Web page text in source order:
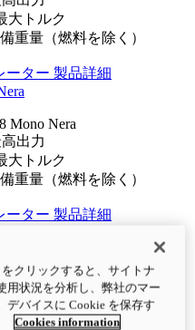
大トルク
重量（燃料を除く）
ーター 製品詳細
Mono Nera
出力
大トルク
重量（燃料を除く）
ーター 製品詳細
高出力
大トルク
重量（燃料を除く）
クリックすると、サイトナ
用状況を分析し、弊社のマー
デバイスに Cookie を保存す
Cookies information